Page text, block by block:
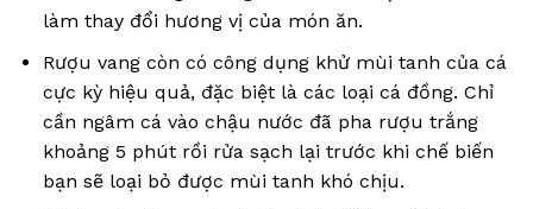
làm thay đổi hương vị của món ăn.
Rượu vang còn có công dụng khử mùi tanh của cá
cực kỳ hiệu quả, đặc biệt là các loại cá đồng. Chỉ
cần ngâm cá vào chậu nước đã pha rượu trắng
khoảng 5 phút rồi rửa sạch lại trước khi chế biến
bạn sẽ loại bỏ được mùi tanh khó chịu.